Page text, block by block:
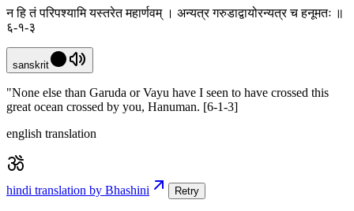
न हि तं परिपश्यामि यस्तरेत महार्णवम् । अन्यत्र गरुडाद्वायोरन्यत्र च हनूमतः ॥
६-१-३
sanskrit
"None else than Garuda or Vayu have I seen to have crossed this
great ocean crossed by you, Hanuman. [6-1-3]
english translation
hindi translation by Bhashini Retry